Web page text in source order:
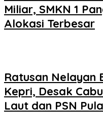
Miliar, SMKN 1
Alokasi Terbesar
Ratusan Nelayan
Kepri, Desak
Laut dan PSN